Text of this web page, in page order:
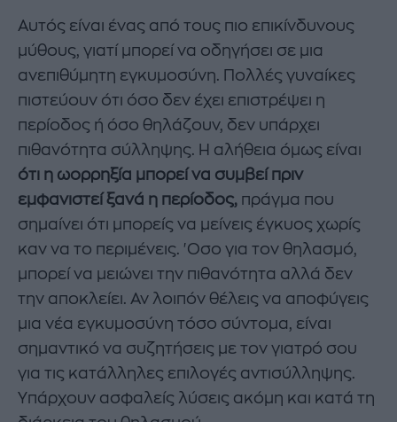
Αυτός είναι ένας από τους πιο επικίνδυνους
μύθους, γιατί μπορεί να οδηγήσει σε μια
ανεπιθύμητη εγκυμοσύνη. Πολλές γυναίκες
πιστεύουν ότι όσο δεν έχει επιστρέψει η
περίοδος ή όσο θηλάζουν, δεν υπάρχει
πιθανότητα σύλληψης. Η αλήθεια όμως είναι
ότι η ωορρηξία μπορεί να συμβεί πριν
εμφανιστεί ξανά η περίοδος, πράγμα που
σημαίνει ότι μπορείς να μείνεις έγκυος χωρίς
καν να το περιμένεις. 'Οσο για τον θηλασμό,
μπορεί να μειώνει την πιθανότητα αλλά δεν
την αποκλείει. Αν λοιπόν θέλεις να αποφύγεις
μια νέα εγκυμοσύνη τόσο σύντομα, είναι
σημαντικό να συζητήσεις με τον γιατρό σου
για τις κατάλληλες επιλογές αντισύλληψης.
Υπάρχουν ασφαλείς λύσεις ακόμη και κατά τη